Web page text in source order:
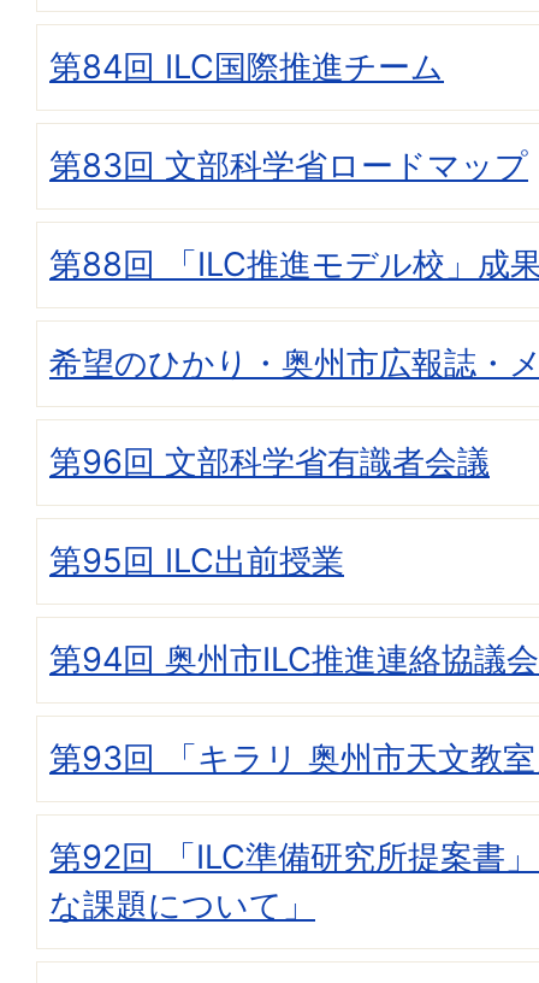
第84回 ILC国際推進チーム
第83回 文部科学省ロードマップ
第88回 「ILC推進モデル校」成
希望のひかり・奥州市広報誌・
第96回 文部科学省有識者会議
第95回 ILC出前授業
第94回 奥州市ILC推進連絡協議会
第93回 「キラリ 奥州市天文教
第92回 「ILC準備研究所提案書
な課題について」